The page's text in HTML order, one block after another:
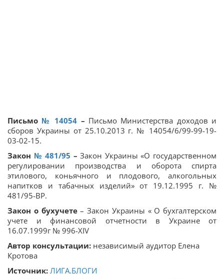
Письмо № 14054 – Письмо Министерства доходов и
сборов Украины от 25.10.2013 г. № 14054/6/99-99-19-
03-02-15.
Закон № 481/95 –Закон Украины «О государственном
регулировании производства и оборота спирта
этилового, коньячного и плодового, алкогольных
напитков и табачных изделий» от 19.12.1995 г. №
481/95-ВР.
Закон о бухучете– Закон Украины « О бухгалтерском
учете и финансовой отчетности в Украине от
16.07.1999г № 996-ХIV
Автор консультации: независимый аудитор Елена
Кротова
Источник: ЛИГА.БЛОГИ